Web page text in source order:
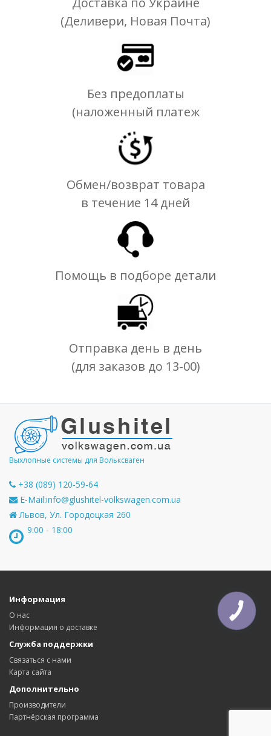
(Деливери, Новая Почта)
Без предоплаты
(наложенный платеж
Обмен/возврат товара
в течение 14 дней
Помощь в подборе детали
Отправка день в день
(для заказов до 13-00)
Выхлопные системы для Вольксваген
+38 (089) 120-59-64
E-Mail:info@glushitel-volkswagen.com.ua
Львов, Ул. Городоцкая 260
9:00 - 18:00
Информация
О нас
Информация о доставке
Служба поддержки
Связаться с нами
Карта сайта
Дополнительно
Производители
Партнёрская программа